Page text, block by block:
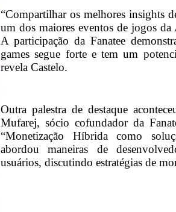
“Compartilhar os melhores insights
um dos maiores eventos de jogos
A participação da Fanatee
games segue forte e tem um
revela Castelo.
Outra palestra de destaque
Mufarej, sócio cofundador da
“Monetização Híbrida como
abordou maneiras de
usuários, discutindo estratégias de